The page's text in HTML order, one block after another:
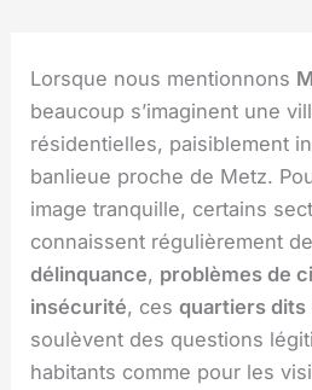
Lorsque nous mentionnons
beaucoup s’imaginent une
résidentielles, paisiblement
banlieue proche de Metz.
image tranquille, certains
connaissent régulièrement
délinquance, problèmes de
insécurité, cesquartiers dits
soulèvent des questions
habitants comme pour les